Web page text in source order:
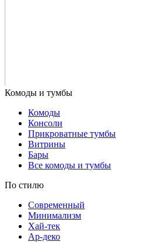
Комоды
Консоли
Прикроватные тумбы
Витрины
Бары